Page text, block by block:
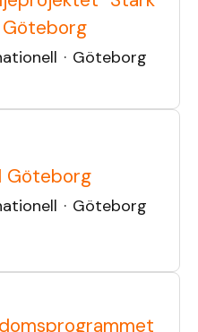
· Göteborg
Göteborg
· Göteborg